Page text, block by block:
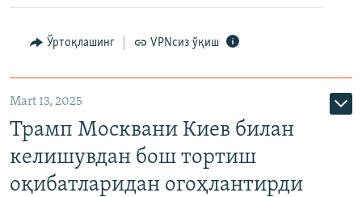
Ўртоқлашинг VPNсиз ўқиш
Mart 13, 2025
Трамп Москвани Киев билан
келишувдан бош тортиш
оқибатларидан огоҳлантирди